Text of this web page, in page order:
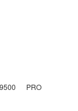
PRO